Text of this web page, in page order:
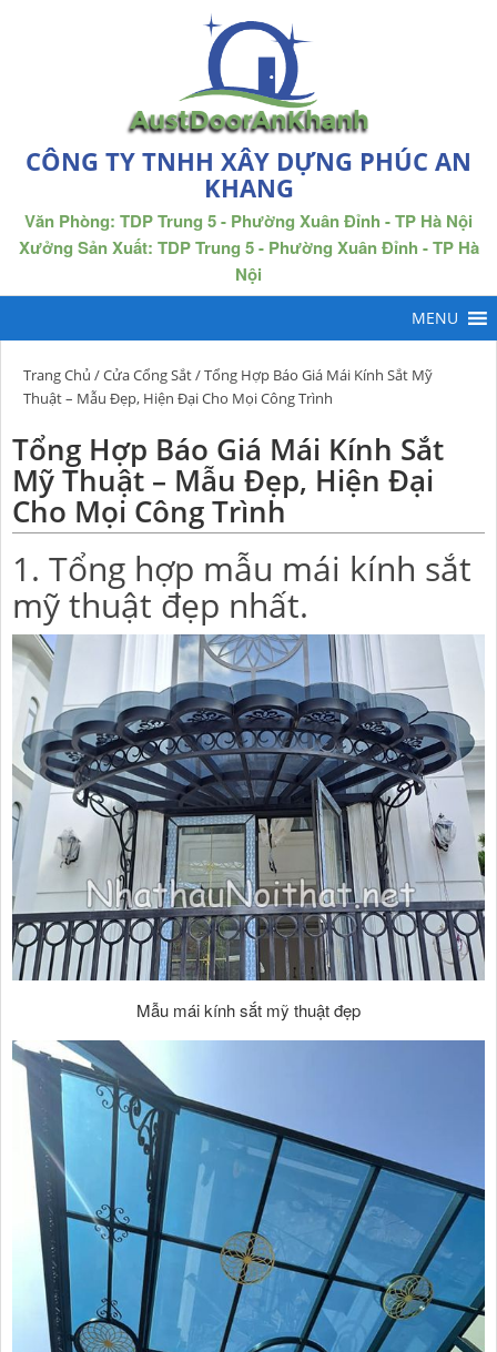
CÔNG TY TNHH XÂY DỰNG PHÚC AN
KHANG
Văn Phòng: TDP Trung 5 - Phường Xuân Đỉnh - TP Hà Nội
Xưởng Sản Xuất: TDP Trung 5 - Phường Xuân Đỉnh - TP Hà
Nội
Trang Chủ /Cửa Cổng Sắt/ Tổng Hợp Báo Giá Mái Kính Sắt Mỹ
Thuật – Mẫu Đẹp, Hiện Đại Cho Mọi Công Trình
Tổng Hợp Báo Giá Mái Kính Sắt
Mỹ Thuật – Mẫu Đẹp, Hiện Đại
Cho Mọi Công Trình
1. Tổng hợp mẫu mái kính sắt
mỹ thuật đẹp nhất.
Mẫu mái kính sắt mỹ thuật đẹp